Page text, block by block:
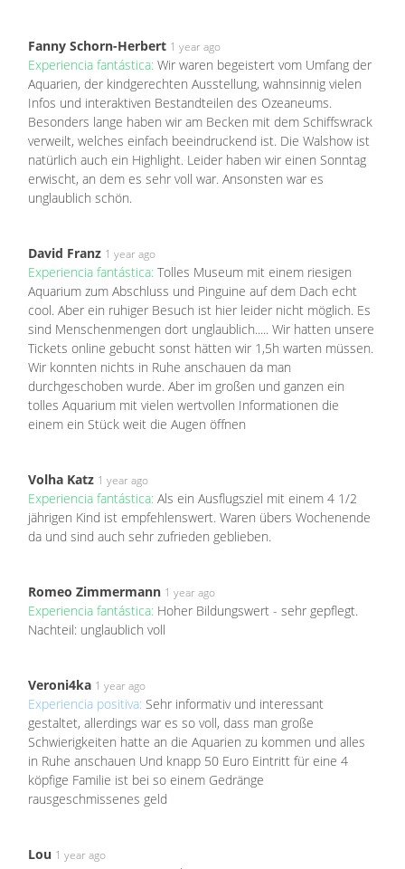
Fanny Schorn-Herbert 1 year ago
Experiencia fantástica: Wir waren begeistert vom Umfang der
Aquarien, der kindgerechten Ausstellung, wahnsinnig vielen
Infos und interaktiven Bestandteilen des Ozeaneums.
Besonders lange haben wir am Becken mit dem Schiffswrack
verweilt, welches einfach beeindruckend ist. Die Walshow ist
natürlich auch ein Highlight. Leider haben wir einen Sonntag
erwischt, an dem es sehr voll war. Ansonsten war es
unglaublich schön.
David Franz 1 year ago
Experiencia fantástica: Tolles Museum mit einem riesigen
Aquarium zum Abschluss und Pinguine auf dem Dach echt
cool. Aber ein ruhiger Besuch ist hier leider nicht möglich. Es
sind Menschenmengen dort unglaublich..... Wir hatten unsere
Tickets online gebucht sonst hätten wir 1,5h warten müssen.
Wir konnten nichts in Ruhe anschauen da man
durchgeschoben wurde. Aber im großen und ganzen ein
tolles Aquarium mit vielen wertvollen Informationen die
einem ein Stück weit die Augen öffnen
Volha Katz 1 year ago
Experiencia fantástica: Als ein Ausflugsziel mit einem 4 1/2
jährigen Kind ist empfehlenswert. Waren übers Wochenende
da und sind auch sehr zufrieden geblieben.
Romeo Zimmermann 1 year ago
Experiencia fantástica: Hoher Bildungswert - sehr gepflegt.
Nachteil: unglaublich voll
Veroni4ka 1 year ago
Experiencia positiva: Sehr informativ und interessant
gestaltet, allerdings war es so voll, dass man große
Schwierigkeiten hatte an die Aquarien zu kommen und alles
in Ruhe anschauen Und knapp 50 Euro Eintritt für eine 4
köpfige Familie ist bei so einem Gedränge
rausgeschmissenes geld
Lou 1 year ago